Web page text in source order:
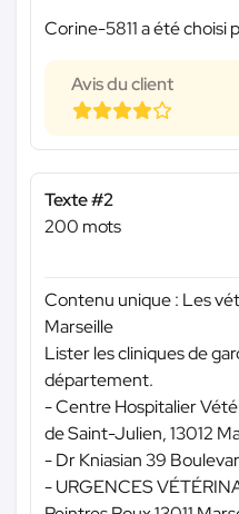
Corine-5811 a été choisi
Avis du client
Texte #2
200 mots
Contenu unique : Les
Marseille
Lister les cliniques de
département.
- Centre Hospitalier
de Saint-Julien, 13012
- Dr Kniasian 39
- URGENCES